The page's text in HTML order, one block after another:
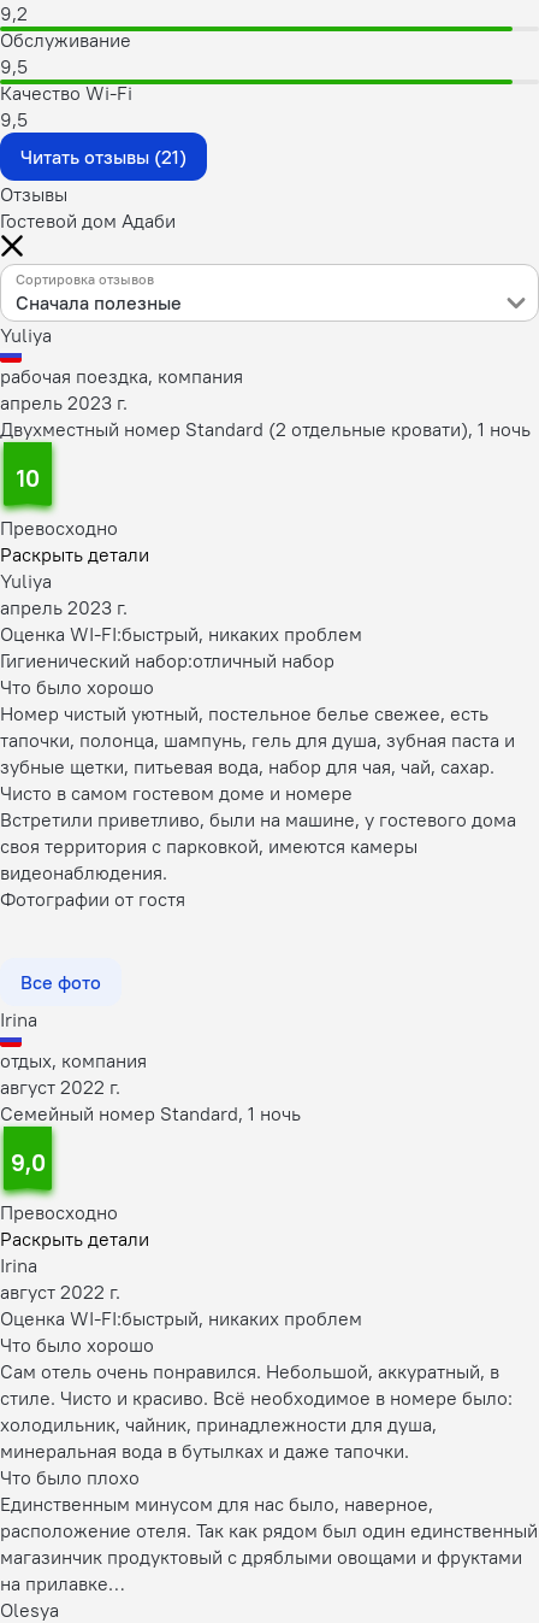
9,2
Обслуживание
9,5
Качество Wi-Fi
9,5
Читать отзывы (21)
Отзывы
Гостевой дом Адаби
Сортировка отзывов
Сначала полезные
Yuliya
рабочая поездка, компания
апрель 2023 г.
Двухместный номер Standard (2 отдельные кровати), 1 ночь
10
Превосходно
Раскрыть детали
Yuliya
апрель 2023 г.
Оценка WI-FI:быстрый, никаких проблем
Гигиенический набор:отличный набор
Что было хорошо
Номер чистый уютный, постельное белье свежее, есть
тапочки, полонца, шампунь, гель для душа, зубная паста и
зубные щетки, питьевая вода, набор для чая, чай, сахар.
Чисто в самом гостевом доме и номере
Встретили приветливо, были на машине, у гостевого дома
своя территория с парковкой, имеются камеры
видеонаблюдения.
Фотографии от гостя
Все фото
Irina
отдых, компания
август 2022 г.
Семейный номер Standard, 1 ночь
9,0
Превосходно
Раскрыть детали
Irina
август 2022 г.
Оценка WI-FI:быстрый, никаких проблем
Что было хорошо
Сам отель очень понравился. Небольшой, аккуратный, в
стиле. Чисто и красиво. Всё необходимое в номере было:
холодильник, чайник, принадлежности для душа,
минеральная вода в бутылках и даже тапочки.
Что было плохо
Единственным минусом для нас было, наверное,
расположение отеля. Так как рядом был один единственный
магазинчик продуктовый с дряблыми овощами и фруктами
на прилавке…
Olesya